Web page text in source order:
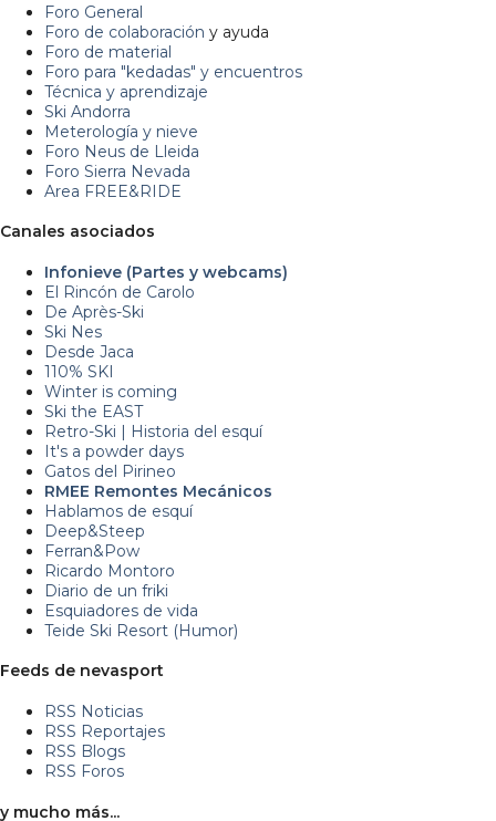
Foro General
Foro de colaboración y ayuda
Foro de material
Foro para "kedadas" y encuentros
Técnica y aprendizaje
Ski Andorra
Meterología y nieve
Foro Neus de Lleida
Foro Sierra Nevada
Area FREE&RIDE
Canales asociados
Infonieve (Partes y webcams)
El Rincón de Carolo
De Après-Ski
Ski Nes
Desde Jaca
110% SKI
Winter is coming
Ski the EAST
Retro-Ski | Historia del esquí
It's a powder days
Gatos del Pirineo
RMEE Remontes Mecánicos
Hablamos de esquí
Deep&Steep
Ferran&Pow
Ricardo Montoro
Diario de un friki
Esquiadores de vida
Teide Ski Resort (Humor)
Feeds de nevasport
RSS Noticias
RSS Reportajes
RSS Blogs
RSS Foros
y mucho más...